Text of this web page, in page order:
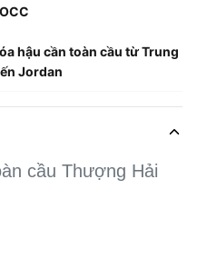
hậu cần toàn cầu từ Trung
Jordan
cầu Thượng Hải